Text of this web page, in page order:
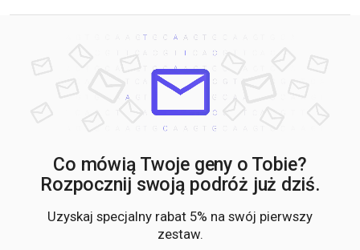
Co mówią Twoje geny o Tobie?
Rozpocznij swoją podróż już dziś.
Uzyskaj specjalny rabat 5% na swój pierwszy
zestaw.